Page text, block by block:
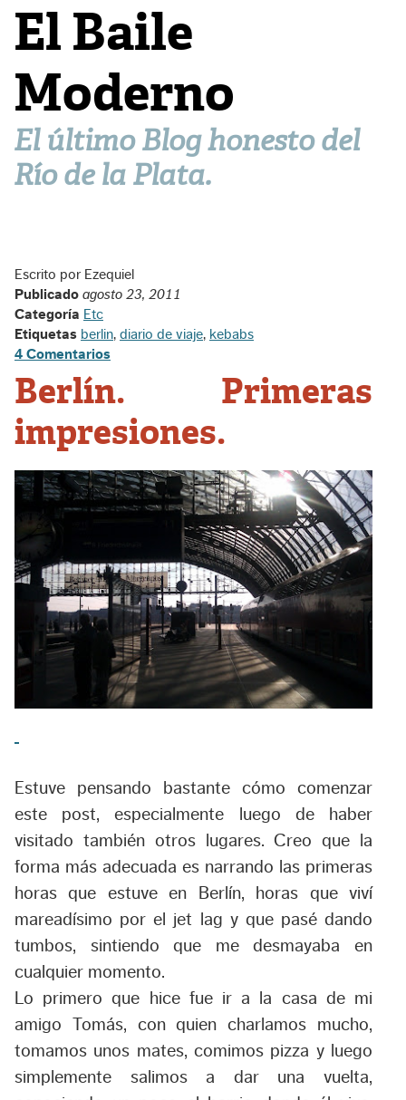
El Baile
Moderno
El último Blog honesto del
Río de la Plata.
Escrito por Ezequiel
Publicado agosto 23, 2011
Categoría Etc
Etiquetas berlin, diario de viaje, kebabs
4 Comentarios
Berlín. Primeras
impresiones.
Estuve pensando bastante cómo comenzar
este post, especialmente luego de haber
visitado también otros lugares. Creo que la
forma más adecuada es narrando las primeras
horas que estuve en Berlín, horas que viví
mareadísimo por el jet lag y que pasé dando
tumbos, sintiendo que me desmayaba en
cualquier momento.
Lo primero que hice fue ir a la casa de mi
amigo Tomás, con quien charlamos mucho,
tomamos unos mates, comimos pizza y luego
simplemente salimos a dar una vuelta,